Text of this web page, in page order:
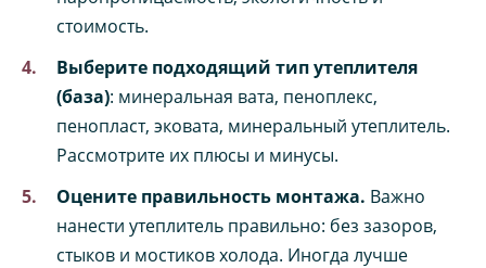
стоимость.
Выберите подходящий тип утеплителя
(база): минеральная вата, пеноплекс,
пенопласт, эковата, минеральный утеплитель.
Рассмотрите их плюсы и минусы.
Оцените правильность монтажа. Важно
нанести утеплитель правильно: без зазоров,
стыков и мостиков холода. Иногда лучше